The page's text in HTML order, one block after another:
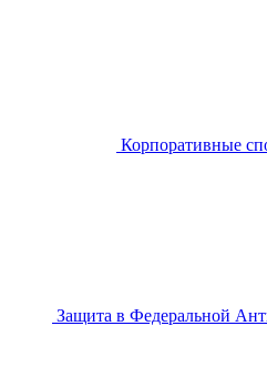
Корпоративные
Защита в Федеральной